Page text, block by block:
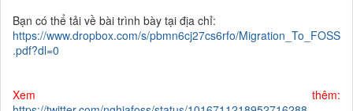
Bạn có thể tải về bài trình bày tại địa chỉ:
https://www.dropbox.com/s/pbmn6cj27cs6rfo/Migration_To_FOSS
.pdf?dl=0
Xem thêm: